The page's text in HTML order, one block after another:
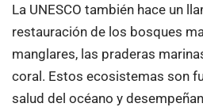
La UNESCO también hace un
restauración de los bosques
manglares, las praderas
coral. Estos ecosistemas son
salud del océano y